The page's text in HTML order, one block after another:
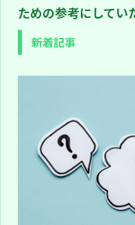
ための参考にしてい
新着記事